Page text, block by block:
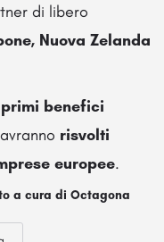
di libero
Nuova Zelanda
benefici
risvolti
europee.
a cura di Octagona